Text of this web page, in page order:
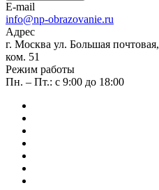
E-mail
info@np-obrazovanie.ru
Адрес
г. Москва ул. Большая
ком. 51
Режим работы
Пн. – Пт.: с 9:00 до 18:00